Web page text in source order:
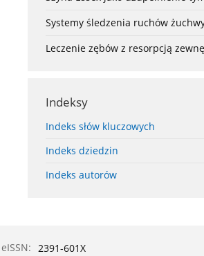
Systemy śledzenia ruchów
Leczenie zębów z resorpcją
Indeksy
Indeks słów kluczowych
Indeks dziedzin
Indeks autorów
eISSN: 2391-601X